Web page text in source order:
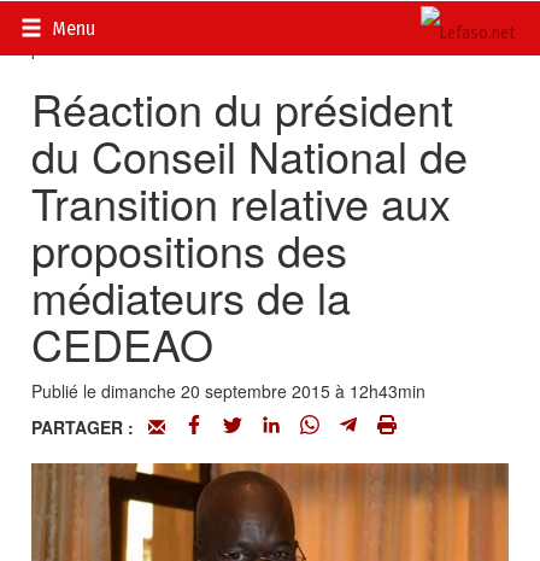
Menu
Accueil>
Putsch du Conseil National
Réaction du président
du Conseil National de
Transition relative aux
propositions des
médiateurs de la
CEDEAO
Publié le dimanche 20 septembre 2015 à 12h43min
PARTAGER :